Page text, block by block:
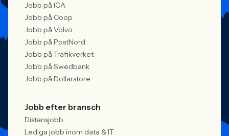
Jobb på ICA
Jobb på Coop
Jobb på Volvo
Jobb på PostNord
Jobb på Trafikverket
Jobb på Swedbank
Jobb på Dollarstore
Jobb efter bransch
Distansjobb
Lediga jobb inom data & IT